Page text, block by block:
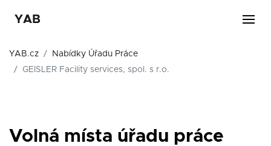
YAB
YAB.cz
Nabídky Úřadu Práce
GEISLER Facility services, spol. s r.o.
Volná místa úřadu práce